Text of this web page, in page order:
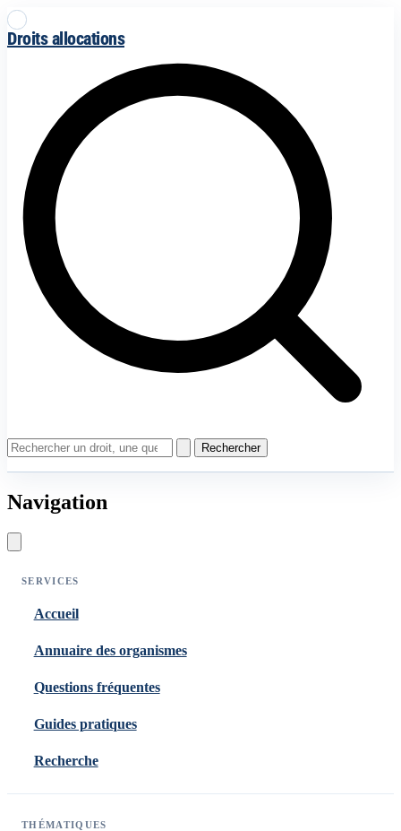
Droits allocations
Rechercher
Navigation
SERVICES
Accueil
Annuaire des organismes
Questions fréquentes
Guides pratiques
Recherche
THÉMATIQUES